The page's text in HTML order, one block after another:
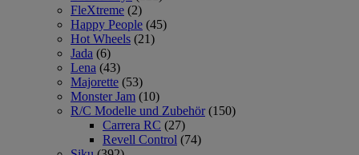
FleXtreme (2)
Happy People (45)
Hot Wheels (21)
Jada (6)
Lena (43)
Majorette (53)
Monster Jam (10)
R/C Modelle und Zubehör (150)
Carrera RC (27)
Revell Control (74)